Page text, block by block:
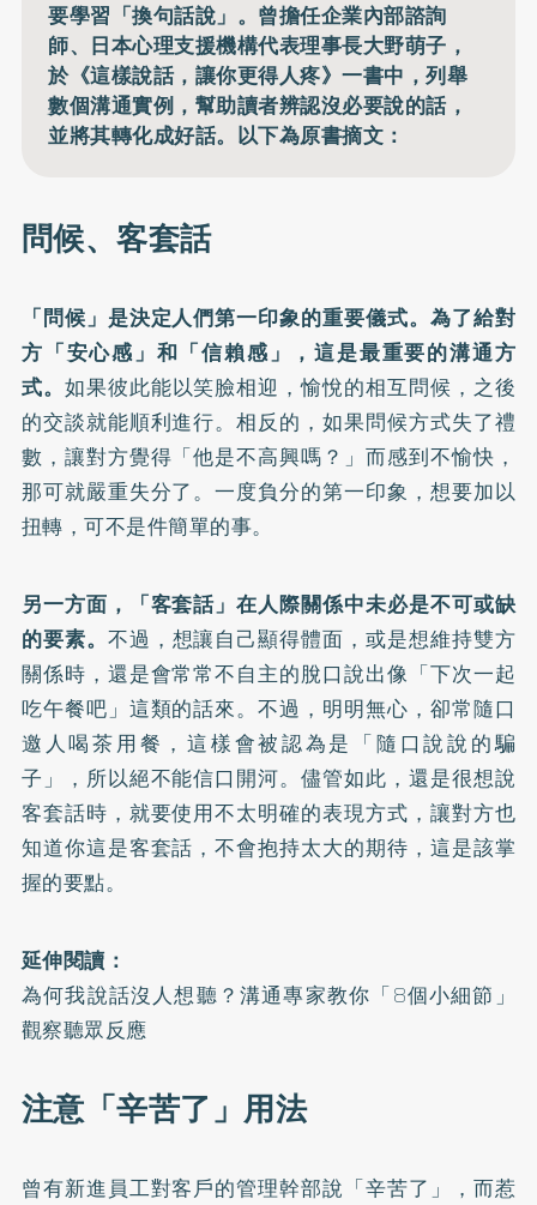
要學習「換句話說」。曾擔任企業內部諮詢
師、日本心理支援機構代表理事長大野萌子，
於《這樣說話，讓你更得人疼》一書中，列舉
數個溝通實例，幫助讀者辨認沒必要說的話，
並將其轉化成好話。以下為原書摘文：
問候、客套話
「問候」是決定人們第一印象的重要儀式。為了給對
方「安心感」和「信賴感」，這是最重要的溝通方
式。 如果彼此能以笑臉相迎，愉悅的相互問候，之後
的交談就能順利進行。相反的，如果問候方式失了禮
數，讓對方覺得「他是不高興嗎？」而感到不愉快，
那可就嚴重失分了。一度負分的第一印象，想要加以
扭轉，可不是件簡單的事。
另一方面，「客套話」在人際關係中未必是不可或缺
的要素。 不過，想讓自己顯得體面，或是想維持雙方
關係時，還是會常常不自主的脫口說出像「下次一起
吃午餐吧」這類的話來。不過，明明無心，卻常隨口
邀人喝茶用餐，這樣會被認為是「隨口說說的騙
子」，所以絕不能信口開河。儘管如此，還是很想說
客套話時，就要使用不太明確的表現方式，讓對方也
知道你這是客套話，不會抱持太大的期待，這是該掌
握的要點。
延伸閱讀：
為何我說話沒人想聽？溝通專家教你「8個小細節」
觀察聽眾反應
注意「辛苦了」用法
曾有新進員工對客戶的管理幹部說「辛苦了」，而惹